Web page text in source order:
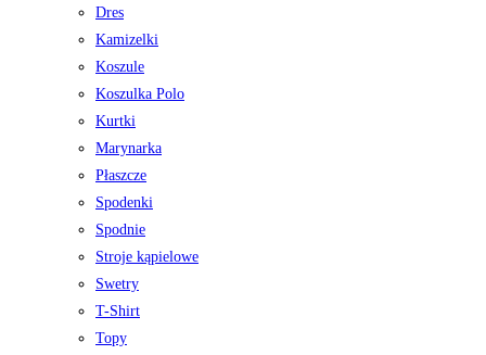
Dres
Kamizelki
Koszule
Koszulka Polo
Kurtki
Marynarka
Płaszcze
Spodenki
Spodnie
Stroje kąpielowe
Swetry
T-Shirt
Topy